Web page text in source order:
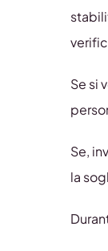
Se si
Se,
la